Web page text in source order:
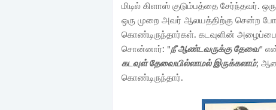
மிடில் கிளாஸ் குடும்பத்தை
ஒரு முறை அவர் ஆலயத்திற்கு சென்ற
கொண்டிருந்தார்கள். கடவுளின் அழைப்பை
சொன்னார்: "நீ ஆண்டவருக்கு தேவை"
கடவுள் தேவையில்லாமல் இருக்கலாம்;
கொண்டிருந்தார்.